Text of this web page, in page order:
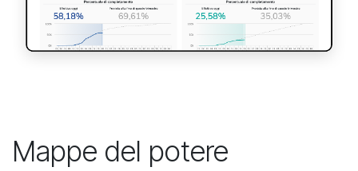
Mappe del potere​